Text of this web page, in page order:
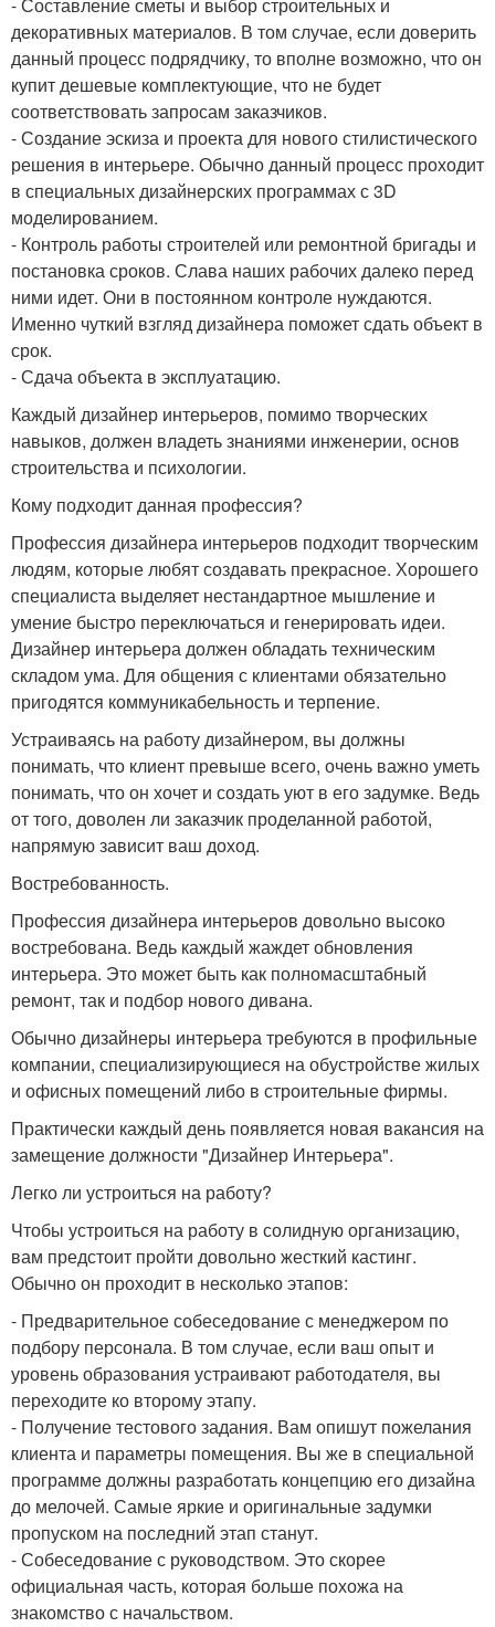
- Составление сметы и выбор строительных и
декоративных материалов. В том случае, если доверить
данный процесс подрядчику, то вполне возможно, что он
купит дешевые комплектующие, что не будет
соответствовать запросам заказчиков.
- Создание эскиза и проекта для нового стилистического
решения в интерьере. Обычно данный процесс проходит
в специальных дизайнерских программах с 3D
моделированием.
- Контроль работы строителей или ремонтной бригады и
постановка сроков. Слава наших рабочих далеко перед
ними идет. Они в постоянном контроле нуждаются.
Именно чуткий взгляд дизайнера поможет сдать объект в
срок.
- Сдача объекта в эксплуатацию.
Каждый дизайнер интерьеров, помимо творческих
навыков, должен владеть знаниями инженерии, основ
строительства и психологии.
Кому подходит данная профессия?
Профессия дизайнера интерьеров подходит творческим
людям, которые любят создавать прекрасное. Хорошего
специалиста выделяет нестандартное мышление и
умение быстро переключаться и генерировать идеи.
Дизайнер интерьера должен обладать техническим
складом ума. Для общения с клиентами обязательно
пригодятся коммуникабельность и терпение.
Устраиваясь на работу дизайнером, вы должны
понимать, что клиент превыше всего, очень важно уметь
понимать, что он хочет и создать уют в его задумке. Ведь
от того, доволен ли заказчик проделанной работой,
напрямую зависит ваш доход.
Востребованность.
Профессия дизайнера интерьеров довольно высоко
востребована. Ведь каждый жаждет обновления
интерьера. Это может быть как полномасштабный
ремонт, так и подбор нового дивана.
Обычно дизайнеры интерьера требуются в профильные
компании, специализирующиеся на обустройстве жилых
и офисных помещений либо в строительные фирмы.
Практически каждый день появляется новая вакансия на
замещение должности "Дизайнер Интерьера".
Легко ли устроиться на работу?
Чтобы устроиться на работу в солидную организацию,
вам предстоит пройти довольно жесткий кастинг.
Обычно он проходит в несколько этапов:
- Предварительное собеседование с менеджером по
подбору персонала. В том случае, если ваш опыт и
уровень образования устраивают работодателя, вы
переходите ко второму этапу.
- Получение тестового задания. Вам опишут пожелания
клиента и параметры помещения. Вы же в специальной
программе должны разработать концепцию его дизайна
до мелочей. Самые яркие и оригинальные задумки
пропуском на последний этап станут.
- Собеседование с руководством. Это скорее
официальная часть, которая больше похожа на
знакомство с начальством.